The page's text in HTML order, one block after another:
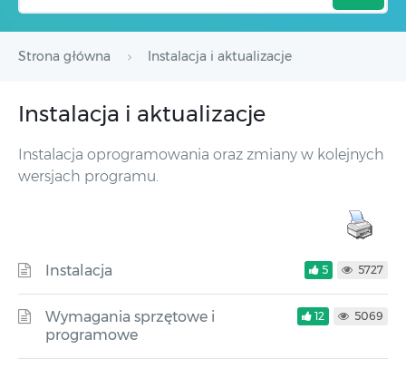
Strona główna Instalacja i aktualizacje
Instalacja i aktualizacje
Instalacja oprogramowania oraz zmiany w kolejnych
wersjach programu.
Instalacja 5 5727
Wymagania sprzętowe i
programowe
12 5069